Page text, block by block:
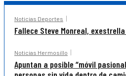
Noticias Deportes
Fallece Steve Monreal,
Noticias Hermosillo
Apuntan a posible “móvil